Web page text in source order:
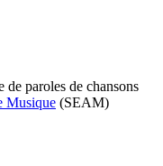
de paroles de chansons
Musique (SEAM)